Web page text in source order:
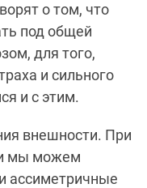
о том, что
под общей
для того,
и сильного
и с этим.
внешности. При
мы можем
ассиметричные